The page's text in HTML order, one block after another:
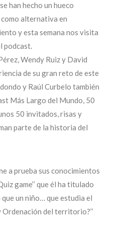
han hecho un hueco
alternativa en
y esta semana nos visita
podcast.
Wendy Ruiz y David
de su gran reto de este
y Raúl Curbelo también
Más Largo del Mundo, 50
50 invitados, risas y
parte de la historia del
a prueba sus conocimientos
game’’ que él ha titulado
que un niño… que estudia el
del territorio?’’